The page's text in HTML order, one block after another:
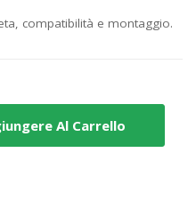
compatibilità e montaggio.
Al Carrello